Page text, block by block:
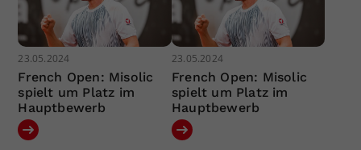
23.05.2024
French Open: Misolic
spielt um Platz im
Hauptbewerb
23.05.2024
French Open: Misolic
spielt um Platz im
Hauptbewerb